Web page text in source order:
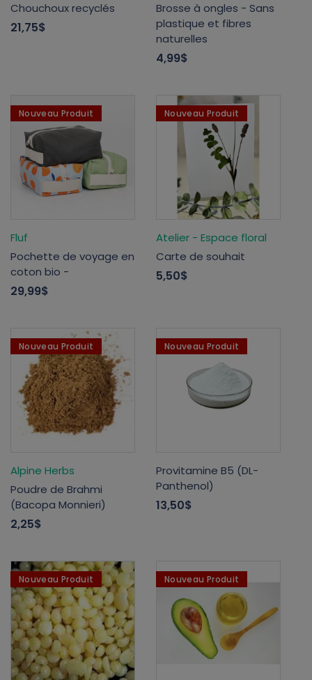
Chouchoux recyclés
21,75$
Brosse à ongles - Sans
plastique et fibres
naturelles
4,99$
Nouveau Produit
Fluf
Pochette de voyage en
coton bio -
29,99$
Nouveau Produit
Atelier - Espace floral
Carte de souhait
5,50$
Nouveau Produit
Alpine Herbs
Poudre de Brahmi
(Bacopa Monnieri)
2,25$
Nouveau Produit
Provitamine B5 (DL-
Panthenol)
13,50$
Nouveau Produit Nouveau Produit